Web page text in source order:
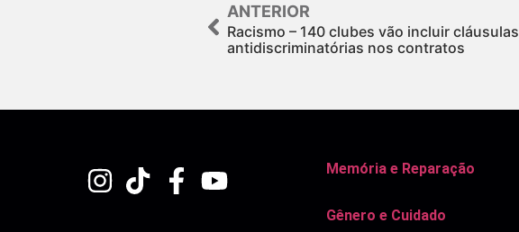
ANTERIOR
Racismo – 140 clubes vão incluir cláusulas
antidiscriminatórias nos contratos
Memória e Reparação
Gênero e Cuidado